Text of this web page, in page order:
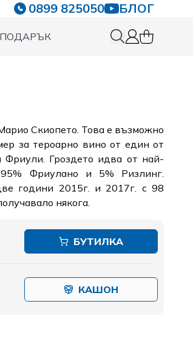
0899 825050 БЛОГ
0 items in
Скиопето. Това е възможно
за тероарно вино от един от
Гроздето идва от най-
Фриулано и 5% Ризлинг.
години 2015г. и 2017г. с 98
някога.
БУТИЛКА
КАШОН